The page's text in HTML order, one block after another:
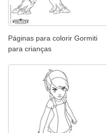
Páginas para colorir Gormiti
para crianças